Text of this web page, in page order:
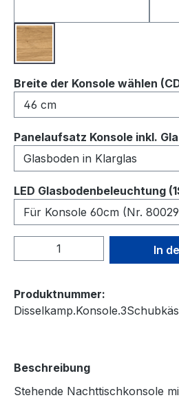
Wildeiche
Breite der Konsole wählen
Panelaufsatz Konsole inkl.
LED Glasbodenbeleuchtung
Produkt Anzahl: Gib
In
Produktnummer:
Beschreibung
Stehende Nachttischkonsole